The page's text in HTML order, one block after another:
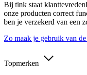
Bij tink staat
onze producten correct
ben je verzekerd van een
Zo maak je gebruik van
Topmerken